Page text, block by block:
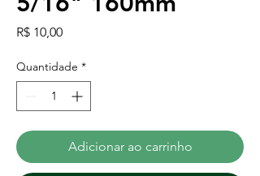
R$ 10,00Preço
Quantidade *
Adicionar ao carrinho